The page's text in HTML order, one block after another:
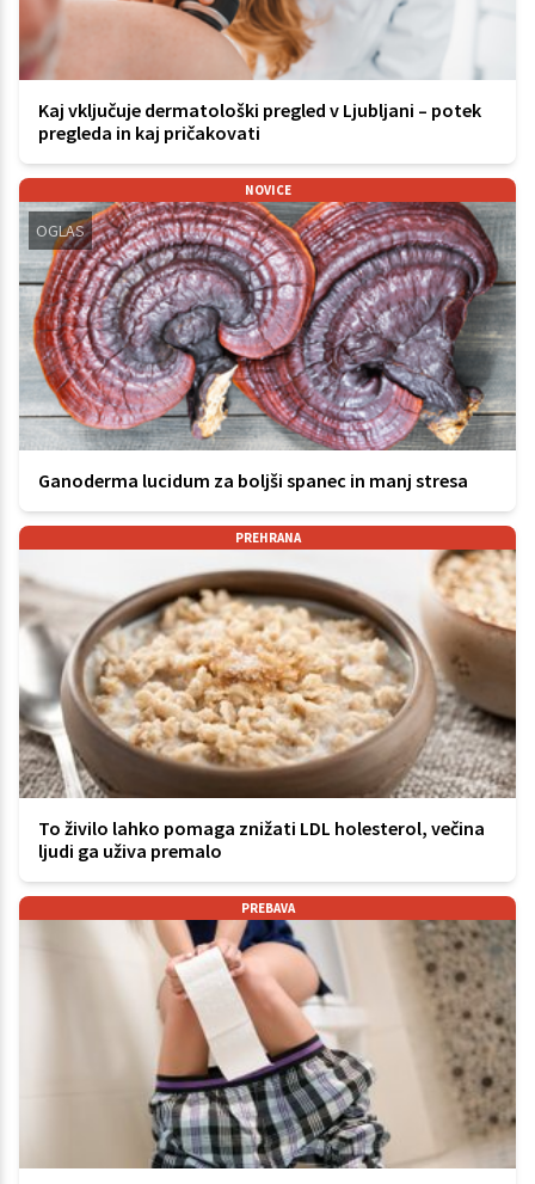
Kaj vključuje dermatološki pregled v Ljubljani – potek
pregleda in kaj pričakovati
NOVICE
OGLAS
Ganoderma lucidum za boljši spanec in manj stresa
PREHRANA
To živilo lahko pomaga znižati LDL holesterol, večina
ljudi ga uživa premalo
PREBAVA